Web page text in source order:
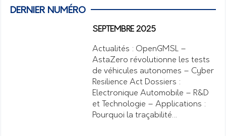
DERNIER NUMÉRO
SEPTEMBRE 2025
Actualités : OpenGMSL –
AstaZero révolutionne les tests
de véhicules autonomes – Cyber
Resilience Act Dossiers :
Electronique Automobile – R&D
et Technologie – Applications :
Pourquoi la traçabilité…